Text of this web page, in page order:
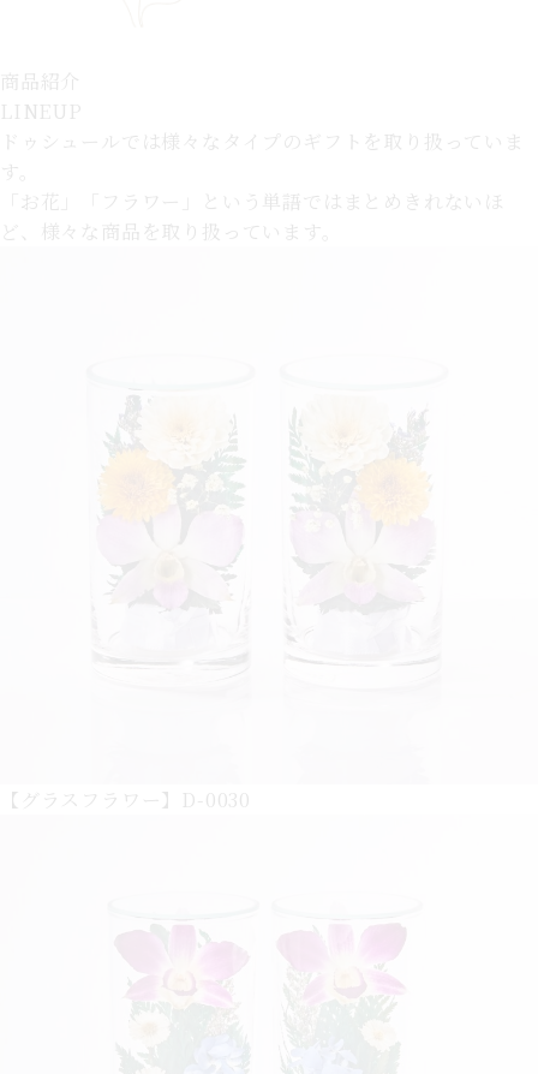
商品紹介
LINEUP
ドゥシュールでは様々なタイプのギフトを取り扱っていま
す。
「お花」「フラワー」という単語ではまとめきれないほ
ど、様々な商品を取り扱っています。
【グラスフラワー】D-0030